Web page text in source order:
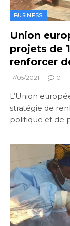
BUSINESS
Union
projets de
renforcer
17/05/2021 0
L’Union
stratégie de
politique et de